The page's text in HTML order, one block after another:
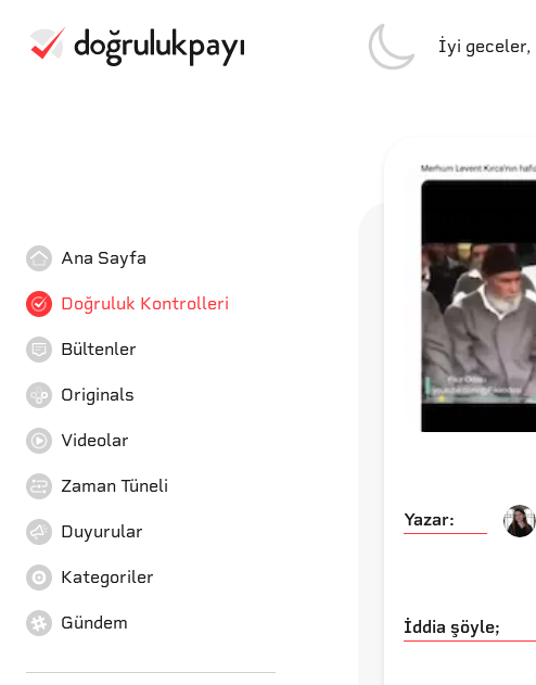
İyi geceler,
Ana Sayfa
Doğruluk Kontrolleri
Bültenler
Originals
Videolar
Zaman Tüneli
Duyurular
Kategoriler
Gündem
Yazar:
İddia şöyle;